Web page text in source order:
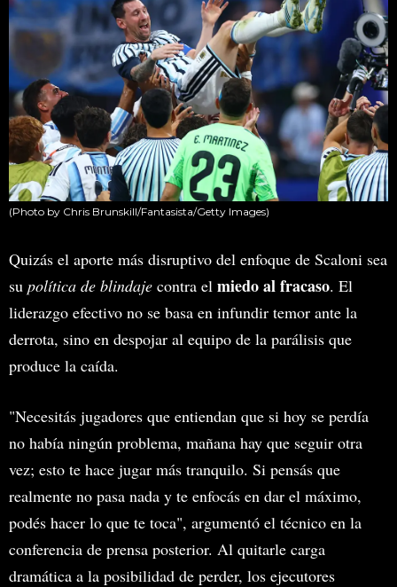
(Photo by Chris Brunskill/Fantasista/Getty Images)
Quizás el aporte más disruptivo del enfoque de Scaloni sea
su política de blindaje contra el miedo al fracaso. El
liderazgo efectivo no se basa en infundir temor ante la
derrota, sino en despojar al equipo de la parálisis que
produce la caída.
"Necesitás jugadores que entiendan que si hoy se perdía
no había ningún problema, mañana hay que seguir otra
vez; esto te hace jugar más tranquilo. Si pensás que
realmente no pasa nada y te enfocás en dar el máximo,
podés hacer lo que te toca", argumentó el técnico en la
conferencia de prensa posterior. Al quitarle carga
dramática a la posibilidad de perder, los ejecutores